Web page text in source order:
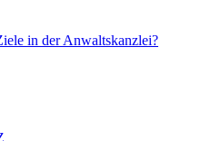
in der Anwaltskanzlei?